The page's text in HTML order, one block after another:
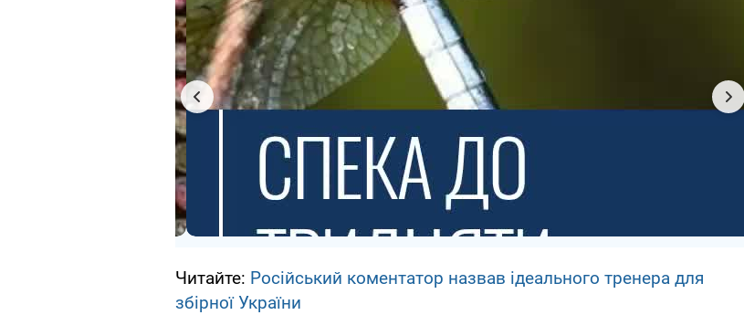
Читайте: Російський коментатор назвав ідеального тренера для
збірної України